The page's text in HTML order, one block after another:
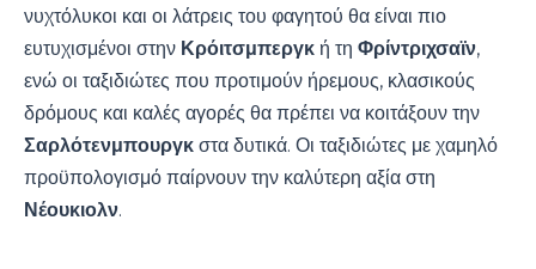
νυχτόλυκοι και οι λάτρεις του φαγητού θα είναι πιο
ευτυχισμένοι στην Κρόιτσμπεργκ ή τη Φρίντριχσαϊν,
ενώ οι ταξιδιώτες που προτιμούν ήρεμους, κλασικούς
δρόμους και καλές αγορές θα πρέπει να κοιτάξουν την
Σαρλότενμπουργκ στα δυτικά. Οι ταξιδιώτες με χαμηλό
προϋπολογισμό παίρνουν την καλύτερη αξία στη
Νέουκιολν.